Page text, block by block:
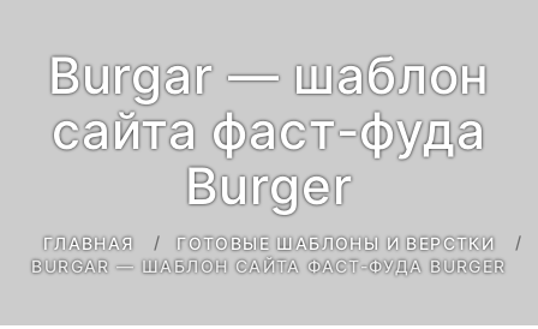
Burgar — шаблон
сайта фаст-фуда
Burger
ГЛАВНАЯ
ГОТОВЫЕ ШАБЛОНЫ И ВЕРСТКИ
BURGAR — ШАБЛОН САЙТА ФАСТ-ФУДА BURGER